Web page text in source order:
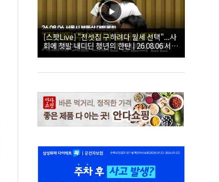
[스팟Live] "전셋집 구하려다 월세 선택"...사
회에 첫발 내디딘 청년의 한탄 | 26.08.06 서울
시 부동산 대토론회